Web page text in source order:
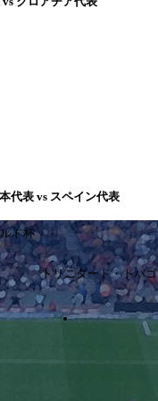
代表 vs スペイン代表
ド杯
トリニダード・トバゴ